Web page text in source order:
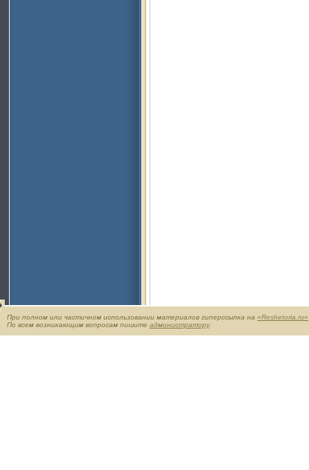
При полном или частичном использовании материалов гиперссылка на «Reshetoria.ru»
По всем возникающим вопросам пишите администратору.